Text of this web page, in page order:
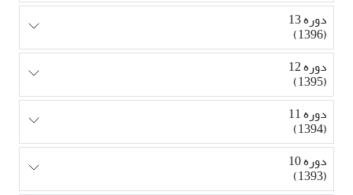
دوره 13
(1396)
دوره 12
(1395)
دوره 11
(1394)
دوره 10
(1393)